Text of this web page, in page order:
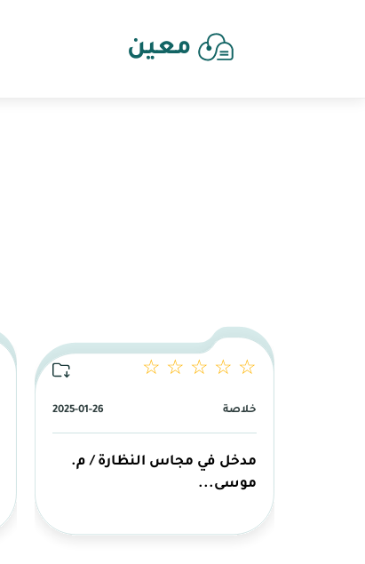
معين
☆ ☆ ☆ ☆ ☆
خلاصة 2025-01-26
مدخل في مجاس النظارة / م.
موسى...